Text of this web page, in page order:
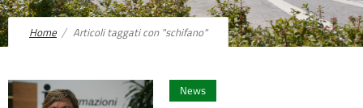
Home Articoli taggati con "schifano"
News